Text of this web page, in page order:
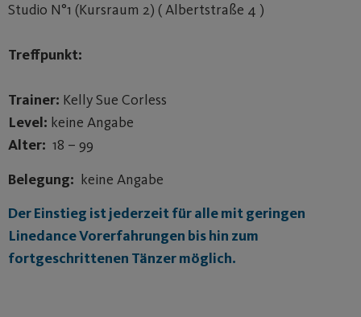
Studio N°1 (Kursraum 2) ( Albertstraße 4 )
Treffpunkt:
Trainer: Kelly Sue Corless
Level: keine Angabe
Alter: 18 – 99
Belegung: keine Angabe
Der Einstieg ist jederzeit für alle mit geringen
Linedance Vorerfahrungen bis hin zum
fortgeschrittenen Tänzer möglich.